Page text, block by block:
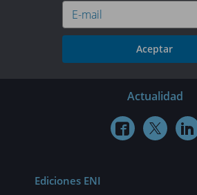
Aceptar
Actualidad
  
Ediciones ENI